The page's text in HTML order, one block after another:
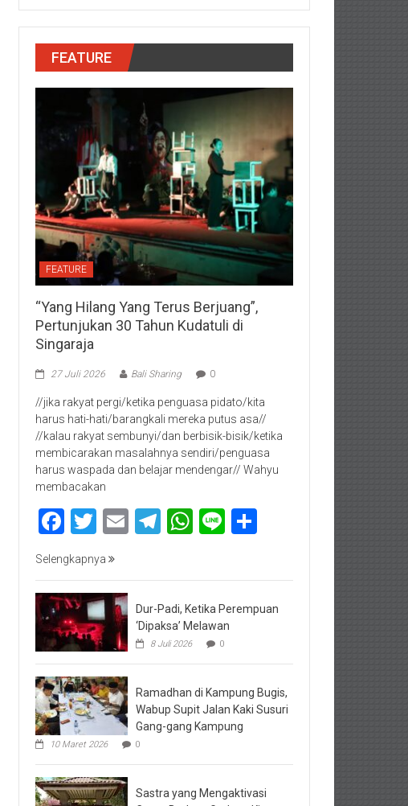
FEATURE
FEATURE
“Yang Hilang Yang Terus Berjuang”,
Pertunjukan 30 Tahun Kudatuli di
Singaraja
27 Juli 2026 Bali Sharing 0
//jika rakyat pergi/ketika penguasa pidato/kita
harus hati-hati/barangkali mereka putus asa//
//kalau rakyat sembunyi/dan berbisik-bisik/ketika
membicarakan masalahnya sendiri/penguasa
harus waspada dan belajar mendengar// Wahyu
membacakan
Facebook
Twitter
EmailTelegram
WhatsApp
Line
Selengkapnya
Dur-Padi, Ketika Perempuan
‘Dipaksa’ Melawan
8 Juli 2026 0
Ramadhan di Kampung Bugis,
Wabup Supit Jalan Kaki Susuri
Gang-gang Kampung
10 Maret 2026 0
Sastra yang Mengaktivasi